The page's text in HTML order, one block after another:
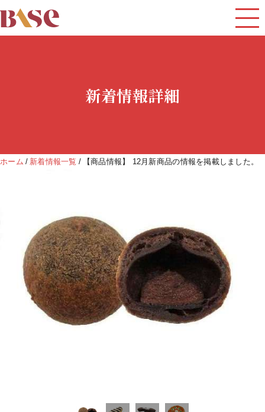
新着情報詳細
ホーム 新着情報一覧 【商品情報】 12月新商品の情報を掲載しました。